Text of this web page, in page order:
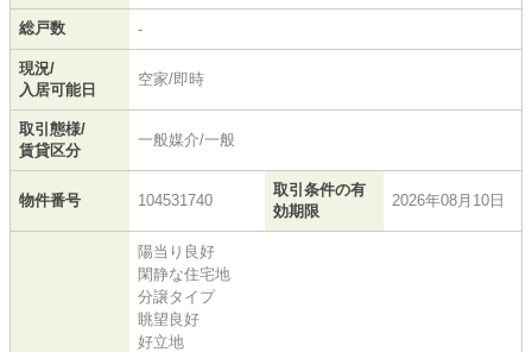
総戸数 -
現況/
入居可能日
空家/即時
取引態様/
賃貸区分
一般媒介/一般
物件番号 104531740
取引条件の有
効期限
2026年08月10日
陽当り良好
閑静な住宅地
分譲タイプ
眺望良好
好立地